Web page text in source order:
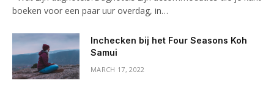
boeken voor een paar uur overdag, in…
Inchecken bij het Four Seasons Koh
Samui
MARCH 17, 2022